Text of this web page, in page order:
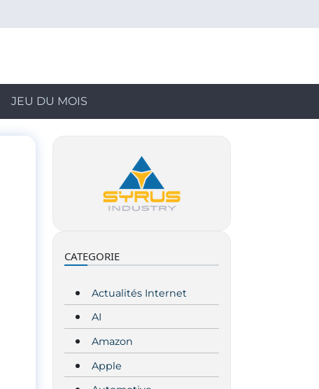
JEU DU MOIS
CATEGORIE
Actualités Internet
AI
Amazon
Apple